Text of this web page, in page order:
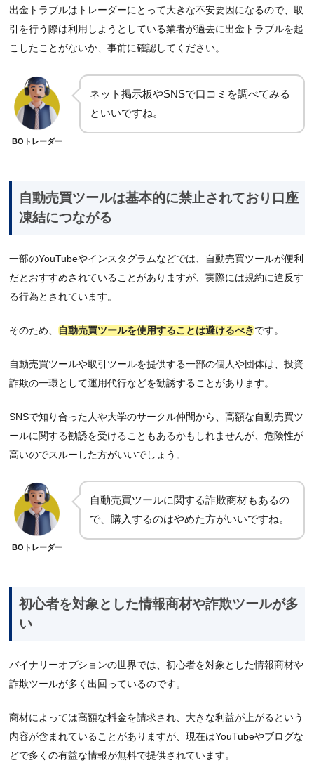
出金トラブルはトレーダーにとって大きな不安要因になるので、取
引を行う際は利用しようとしている業者が過去に出金トラブルを起
こしたことがないか、事前に確認してください。
BOトレーダー
ネット掲示板やSNSで口コミを調べてみる
といいですね。
自動売買ツールは基本的に禁止されており口座
凍結につながる
一部のYouTubeやインスタグラムなどでは、自動売買ツールが便利
だとおすすめされていることがありますが、実際には規約に違反す
る行為とされています。
そのため、 自動売買ツールを使用することは避けるべきです。
自動売買ツールや取引ツールを提供する一部の個人や団体は、投資
詐欺の一環として運用代行などを勧誘することがあります。
SNSで知り合った人や大学のサークル仲間から、高額な自動売買ツ
ールに関する勧誘を受けることもあるかもしれませんが、危険性が
高いのでスルーした方がいいでしょう。
BOトレーダー
自動売買ツールに関する詐欺商材もあるの
で、購入するのはやめた方がいいですね。
初心者を対象とした情報商材や詐欺ツールが多
い
バイナリーオプションの世界では、初心者を対象とした情報商材や
詐欺ツールが多く出回っているのです。
商材によっては高額な料金を請求され、大きな利益が上がるという
内容が含まれていることがありますが、現在はYouTubeやブログな
どで多くの有益な情報が無料で提供されています。